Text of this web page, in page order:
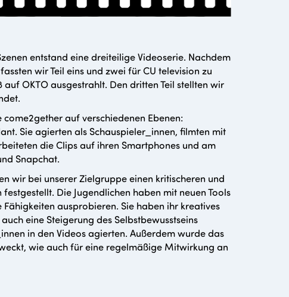
entstand eine dreiteilige Videoserie. Nachdem
wir Teil eins und zwei für CU television zu
OKTO ausgestrahlt. Den dritten Teil stellten wir
auf verschiedenen Ebenen:
Sie agierten als Schauspieler_innen, filmten mit
die Clips auf ihren Smartphones und am
Snapchat.
wir bei unserer Zielgruppe einen kritischeren und
Die Jugendlichen haben mit neuen Tools
ausprobieren. Sie haben ihr kreatives
eine Steigerung des Selbstbewusstseins
in den Videos agierten. Außerdem wurde das
wie auch für eine regelmäßige Mitwirkung an